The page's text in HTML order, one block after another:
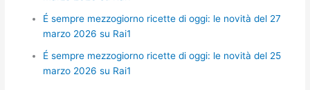
É sempre mezzogiorno ricette di oggi: le novità del 27
marzo 2026 su Rai1
É sempre mezzogiorno ricette di oggi: le novità del 25
marzo 2026 su Rai1